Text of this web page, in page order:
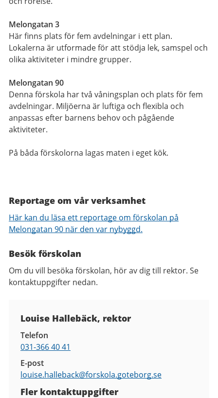
Melongatan 3
Här finns plats för fem avdelningar i ett plan.
Lokalerna är utformade för att stödja lek, samspel och
olika aktiviteter i mindre grupper.
Melongatan 90
Denna förskola har två våningsplan och plats för fem
avdelningar. Miljöerna är luftiga och flexibla och
anpassas efter barnens behov och pågående
aktiviteter.
På båda förskolorna lagas maten i eget kök.
Reportage om vår verksamhet
Här kan du läsa ett reportage om förskolan på
Melongatan 90 när den var nybyggd.
Besök förskolan
Om du vill besöka förskolan, hör av dig till rektor. Se
kontaktuppgifter nedan.
Louise Hallebäck, rektor
Telefon
031-366 40 41
E-post
louise.halleback@forskola.goteborg.se
Fler kontaktuppgifter